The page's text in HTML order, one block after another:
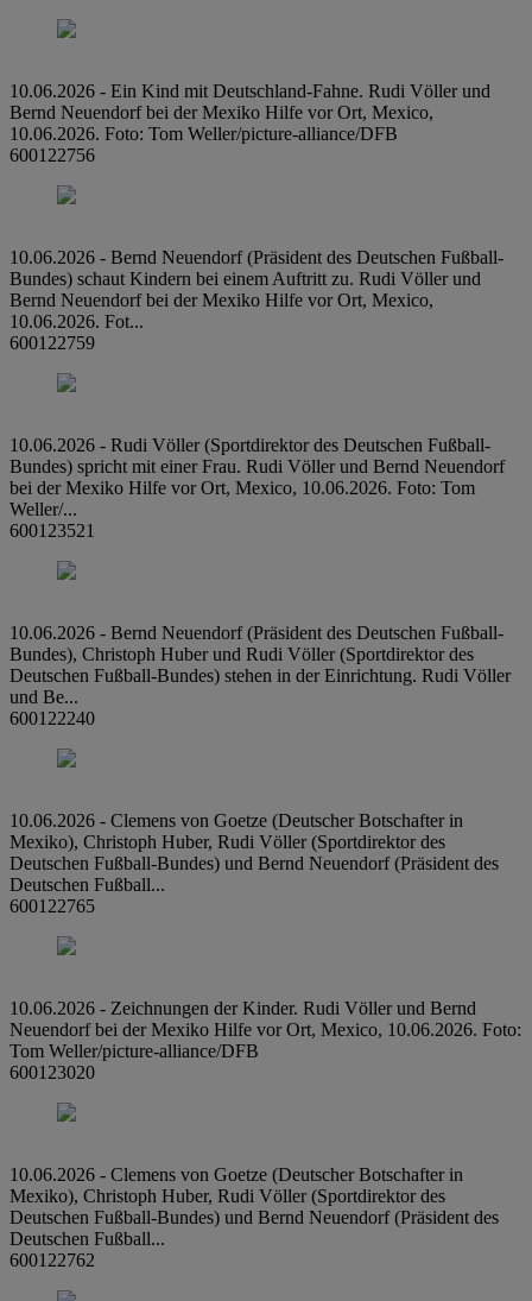
10.06.2026 - Ein Kind mit Deutschland-Fahne. Rudi Völler und
Bernd Neuendorf bei der Mexiko Hilfe vor Ort, Mexico,
10.06.2026. Foto: Tom Weller/picture-alliance/DFB
600122756
10.06.2026 - Bernd Neuendorf (Präsident des Deutschen Fußball-
Bundes) schaut Kindern bei einem Auftritt zu. Rudi Völler und
Bernd Neuendorf bei der Mexiko Hilfe vor Ort, Mexico,
10.06.2026. Fot...
600122759
10.06.2026 - Rudi Völler (Sportdirektor des Deutschen Fußball-
Bundes) spricht mit einer Frau. Rudi Völler und Bernd Neuendorf
bei der Mexiko Hilfe vor Ort, Mexico, 10.06.2026. Foto: Tom
Weller/...
600123521
10.06.2026 - Bernd Neuendorf (Präsident des Deutschen Fußball-
Bundes), Christoph Huber und Rudi Völler (Sportdirektor des
Deutschen Fußball-Bundes) stehen in der Einrichtung. Rudi Völler
und Be...
600122240
10.06.2026 - Clemens von Goetze (Deutscher Botschafter in
Mexiko), Christoph Huber, Rudi Völler (Sportdirektor des
Deutschen Fußball-Bundes) und Bernd Neuendorf (Präsident des
Deutschen Fußball...
600122765
10.06.2026 - Zeichnungen der Kinder. Rudi Völler und Bernd
Neuendorf bei der Mexiko Hilfe vor Ort, Mexico, 10.06.2026. Foto:
Tom Weller/picture-alliance/DFB
600123020
10.06.2026 - Clemens von Goetze (Deutscher Botschafter in
Mexiko), Christoph Huber, Rudi Völler (Sportdirektor des
Deutschen Fußball-Bundes) und Bernd Neuendorf (Präsident des
Deutschen Fußball...
600122762